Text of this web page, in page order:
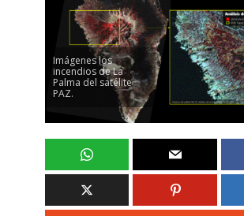
Imágenes los
incendios de La
Palma del satélite
PAZ.